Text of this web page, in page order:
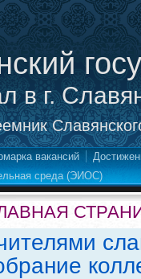
в г.
вакансий
среда (ЭИОС)